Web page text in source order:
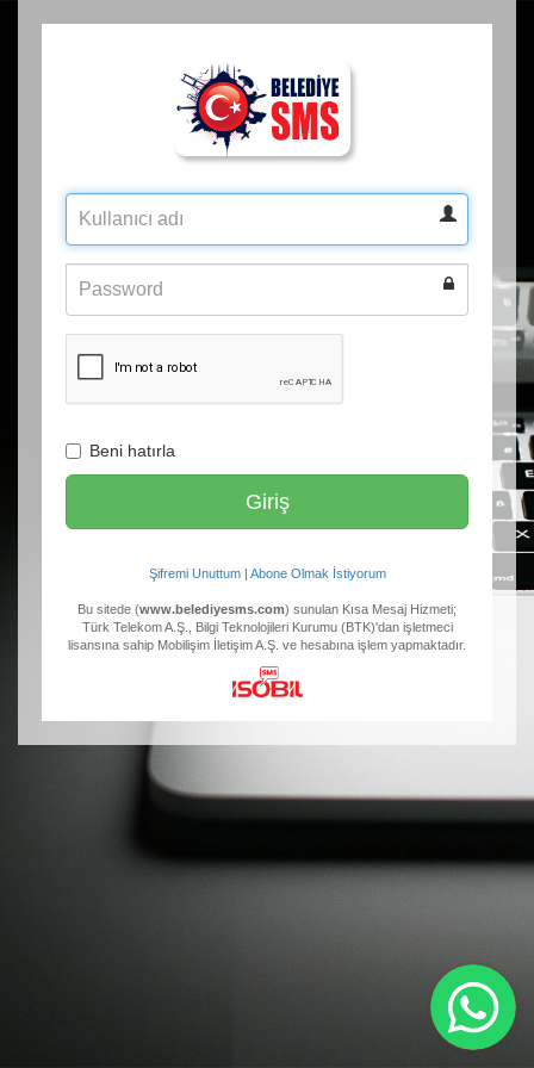
Kullanıcı
adı
Beni hatırla
Şifremi Unuttum| Abone Olmak İstiyorum
Bu sitede (www.belediyesms.com) sunulan Kısa Mesaj Hizmeti;
Türk Telekom A.Ş., Bilgi Teknolojileri Kurumu (BTK)'dan işletmeci
lisansına sahip Mobilişim İletişim A.Ş. ve hesabına işlem yapmaktadır.